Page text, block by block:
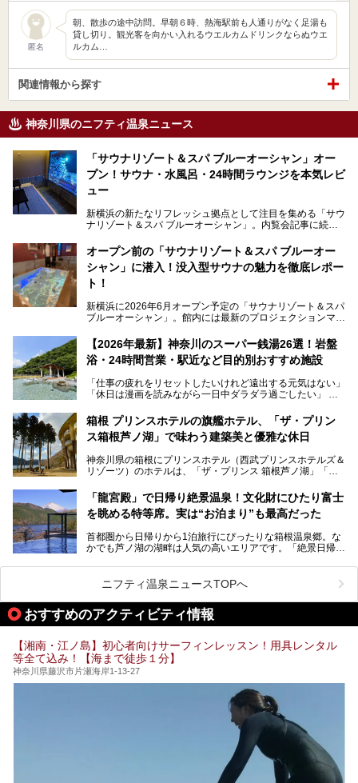
匿名
朝、散歩の途中訪問。早朝６時、熱海駅前も人通りがなく足湯も
貸し切り。観光客を向かい入れるウエルカムドリンクならぬウエ
ルカム…
関連情報から探す
神奈川県のニフティ温泉ニュース
「サウナリゾート＆スパ ブルーオーシャン」オー
プン！サウナ・水風呂・24時間ラウンジを本気レビ
ュー
新横浜の新たなリフレッシュ拠点として注目を集める「サウ
ナリゾート＆スパ ブルーオーシャン」。内覧会記事に続
す。サウナや水風呂の気持ちよさはもちろん、リラックスス
ペースの過ごしやすさまで徹底チェック。新横浜エリアで日
常の疲れをリセットしたい人、ライブやスポーツ観戦遠征組
は必見です。
オープン前の「サウナリゾート＆スパ ブルーオー
シャン」に潜入！没入型サウナの魅力を徹底レポー
ト！
新横浜に2026年6月オープン予定の「サウナリゾート＆スパ
ブルーオーシャン」。館内には最新のプロジェクションマッ
的な“没入感（イマーシブ）”を体験できます。
今回は、そんな大注目の施設に一足先にお邪魔し、その全貌
を見学させていただきました！
サウナ室の中に咲き誇る桜、魚たちが泳ぐ水風呂、そしてバ
リのビーチを思わせる休憩スペース…。驚きの連続だった館
内の様子をレポートします！
【2026年最新】神奈川のスーパー銭湯26選！岩盤
浴・24時間営業・駅近など目的別おすすめ施設
「仕事の疲れをリセットしたいけれど遠出する元気はない」
「休日は漫画を読みながら一日中ダラダラ過ごしたい」
たい」
そんな「癒やされたい」という願いを叶えてくれるのが、神
神奈川県には、サウナや岩盤浴、一日中遊べるエンタメ施設
など、“非日常”を味わえるスーパー銭湯が数多く揃っていま
う」という人も多いはず。
そこで今回は、神奈川県内の人気施設26選を「安さ」「岩
業」「駅近」など、目的別に厳選して紹介します。
今の気分にぴったりの施設を見つけて、最高のリフレッシュ
箱根 プリンスホテルの旗艦ホテル、「ザ・プリン
ス箱根芦ノ湖」で味わう建築美と優雅な休日
神奈川県の箱根にプリンスホテル（西武プリンスホテルズ＆
リゾーツ）のホテルは、「ザ・プリンス 箱根芦ノ湖」「芦
「箱根仙石原プリンスホテル」と4軒あり、今回ご紹介する
「ザ・プリンス 箱根芦ノ湖」は、その中でもフラッグシッ
プ（旗艦）に位置づけられる特別なホテルです。
昭和の日本を代表する建築家の一人、村野藤吾が芦ノ湖の畔
に建てた桃源郷のようなホテルがここ。自家源泉の温泉や、
提供元：株式会社西武・プリンスホテルズワールドワイド
【PR】
この記事はザ・プリンス 箱根芦ノ湖のPR記事です。
「龍宮殿」で日帰り絶景温泉！文化財にひたり富士
を眺める特等席。実は“お泊まり”も最高だった
首都圏から日帰りから1泊旅行にぴったりな箱根温泉郷。な
かでも芦ノ湖の湖畔は人気の高いエリアです。「絶景日帰り
が楽しめるまさに眺望自慢の日帰り温泉。
そしてここは全24室の「箱根 芦ノ湖畔蛸川温泉 龍宮殿」と
して宿泊もできます。宿泊者は「龍宮殿本館」の営業時間に
加えて、朝6時からの宿泊者専用時間帯にも「龍宮殿本館」
のお風呂が利用できます。
今回は日帰り温泉としての「絶景日帰り温泉 龍宮殿本館
（以下、龍宮殿本館）」と、旅館としての「箱根 芦ノ湖畔
蛸川温泉 龍宮殿（以下、龍宮殿）」の両方の魅力をたっぷ
りお伝えします！
ここは箱根神社、九頭龍神社、白龍神社、箱根元宮と箱根の
4つの神社に囲まれたパワースポットです。
提供元：株式会社西武・プリンスホテルズワールドワイド
この記事は箱根 芦ノ湖畔蛸川温泉 龍宮殿のPR記事です。
ニフティ温泉ニュースTOPへ
おすすめのアクティビティ情報
【湘南・江ノ島】初心者向けサーフィンレッスン！用具レンタル
等全て込み！【海まで徒歩１分】
神奈川県藤沢市片瀬海岸1-13-27